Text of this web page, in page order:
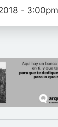
- 3:00pm